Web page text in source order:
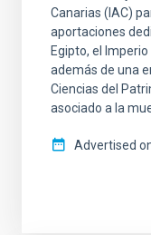
Canarias (IAC)
aportaciones
Egipto, el
además de una
Ciencias del
asociado a la
Advertised